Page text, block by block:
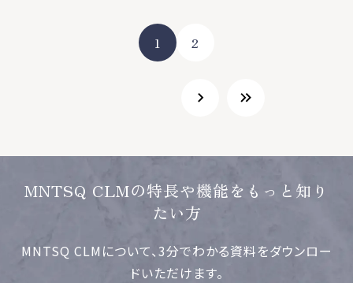
1 2
MNTSQ CLMの特長や機能をもっと知り
たい方
MNTSQ CLMについて、3分でわかる資料をダウンロー
ドいただけます。